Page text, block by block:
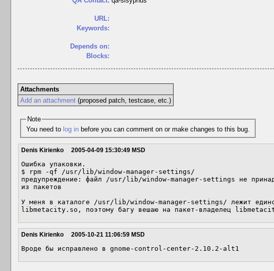
URL:
Keywords:
Depends on:
Blocks:
Attachments
Add an attachment(proposed patch, testcase, etc.)
Note
You need to log in before you can comment on or make changes to this bug.
Denis Kirienko 2005-04-09 15:30:49 MSD
Ошибка упаковки.
$ rpm -qf /usr/lib/window-manager-settings/
предупреждение: файл /usr/lib/window-manager-settings не
из пакетов
У меня в каталоге /usr/lib/window-manager-settings/ лежит
libmetacity.so, поэтому багу вешаю на пакет-владелец
Denis Kirienko 2005-10-21 11:06:59 MSD